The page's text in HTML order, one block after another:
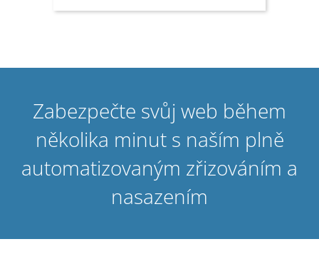
Zabezpečte svůj web během
několika minut s naším plně
automatizovaným zřizováním a
nasazením